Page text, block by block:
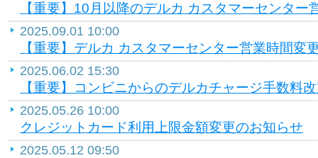
【重要】10月以降のデルカ カスタマーセンター
2025.09.01 10:00
【重要】デルカ カスタマーセンター営業時間変
2025.06.02 15:30
【重要】コンビニからのデルカチャージ手数料
2025.05.26 10:00
クレジットカード利用上限金額変更のお知らせ
2025.05.12 09:50